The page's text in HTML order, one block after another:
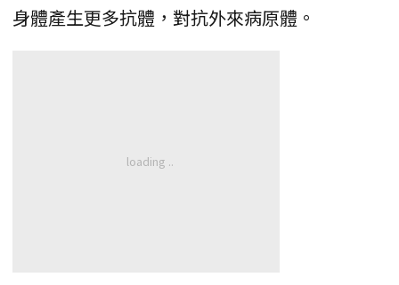
身體產生更多抗體，對抗外來病原體。